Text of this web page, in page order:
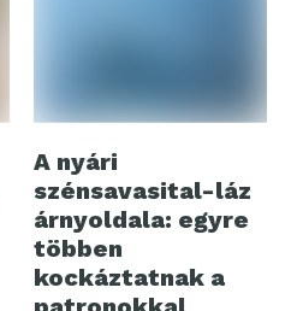
A nyári
szénsavasital-láz
árnyoldala: egyre
többen
kockáztatnak a